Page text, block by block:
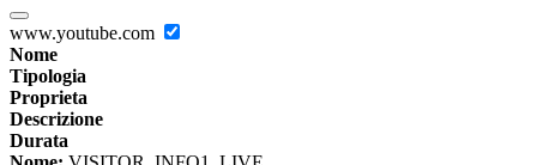
www.youtube.com
Nome
Tipologia
Proprieta
Descrizione
Durata